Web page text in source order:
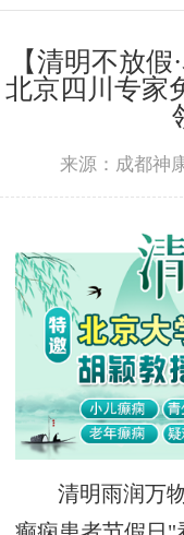
【清明不放假
北京四川专家
来源：成都神
清明雨润万